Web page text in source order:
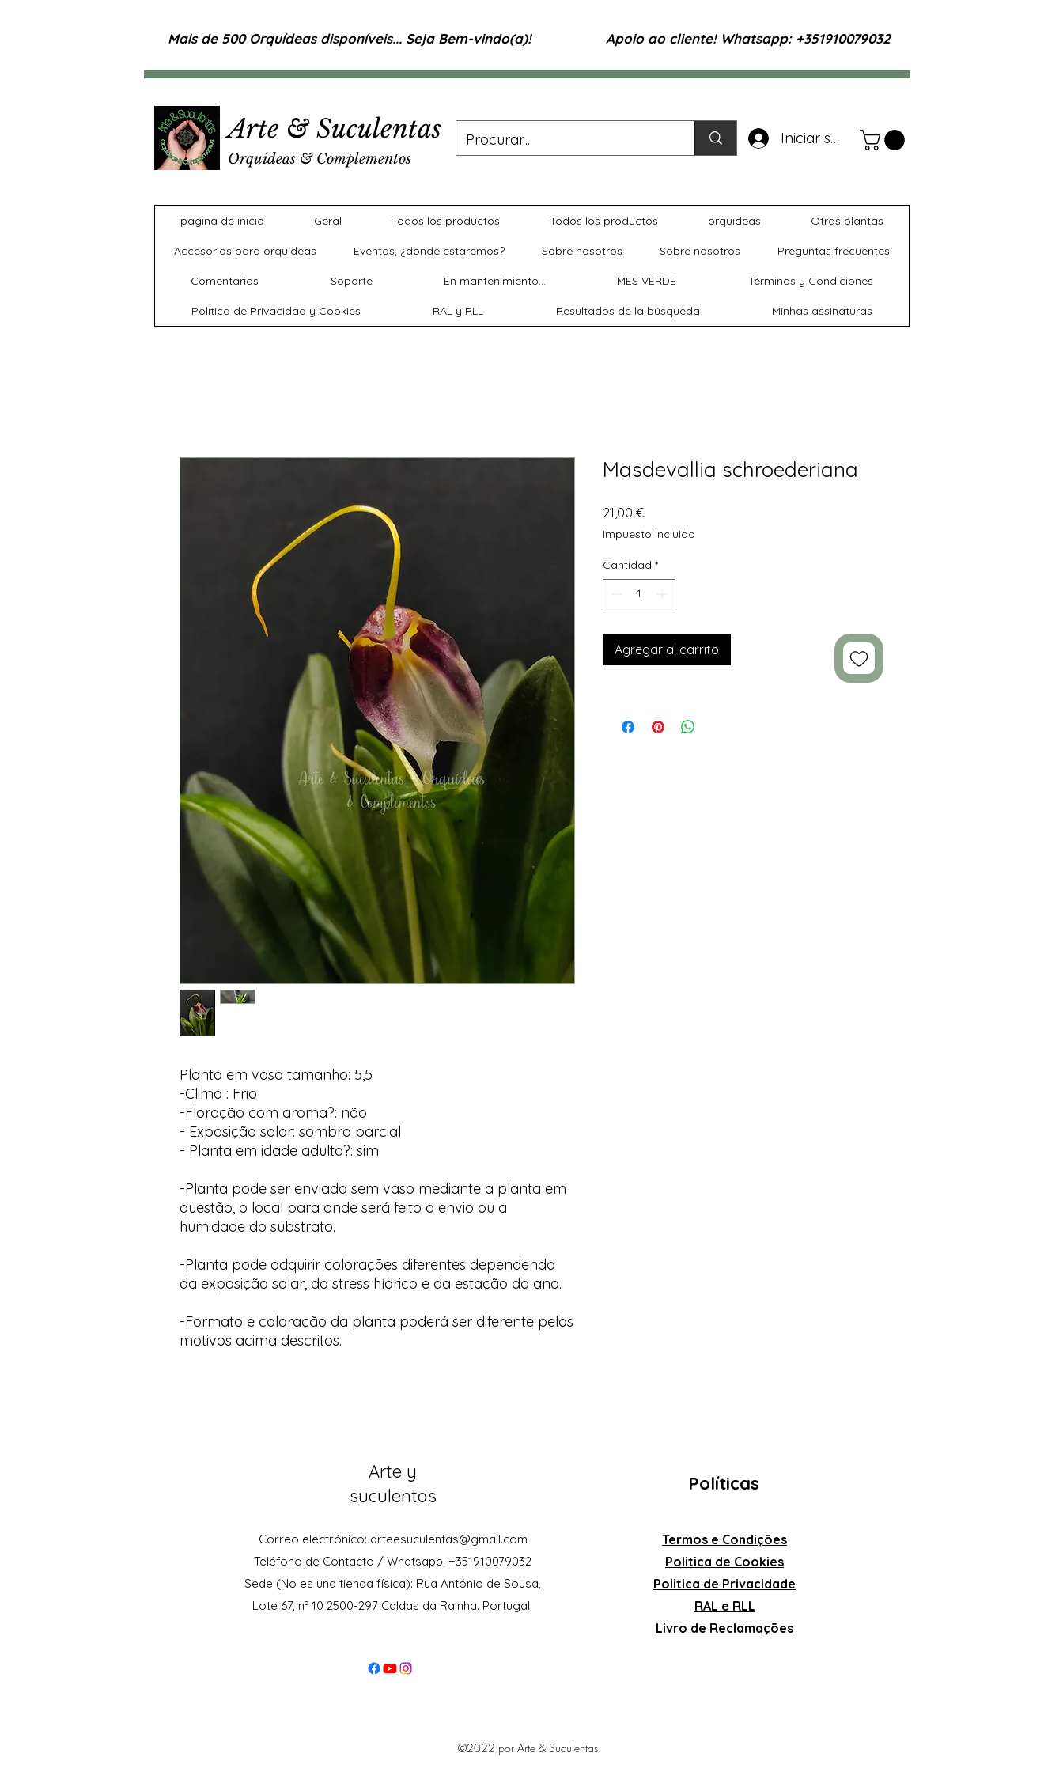
Mais de 500 Orquídeas disponíveis... Seja Bem-vindo(a)! Apoio ao cliente! Whatsapp: +351910079032
Arte & Suculentas
Orquídeas & Complementos
Iniciar sesión
pagina de inicio Geral Todos los productos Todos los productos orquideas Otras plantas
Accesorios para orquídeas Eventos, ¿dónde estaremos? Sobre nosotros Sobre nosotros Preguntas frecuentes
Comentarios Soporte En mantenimiento... MES VERDE Términos y Condiciones
Política de Privacidad y Cookies RAL y RLL Resultados de la búsqueda Minhas assinaturas
Planta em vaso tamanho: 5,5
-Clima : Frio
-Floração com aroma?: não
- Exposição solar: sombra parcial
- Planta em idade adulta?: sim
-Planta pode ser enviada sem vaso mediante a planta em
questão, o local para onde será feito o envio ou a
humidade do substrato.
-Planta pode adquirir colorações diferentes dependendo
da exposição solar, do stress hídrico e da estação do ano.
-Formato e coloração da planta poderá ser diferente pelos
motivos acima descritos.
Masdevallia schroederiana
21,00 €Precio
Impuesto incluido
Cantidad *
Agregar al carrito
Arte y
suculentas
Correo electrónico: arteesuculentas@gmail.com
Teléfono de Contacto / Whatsapp: +351910079032
Sede (No es una tienda física): Rua António de Sousa,
Lote 67, nº 10 2500-297 Caldas da Rainha. Portugal
Políticas
Termos e Condições
Politica de Cookies
Politica de Privacidade
RAL e RLL
Livro de Reclamações
©2022 por Arte & Suculentas.